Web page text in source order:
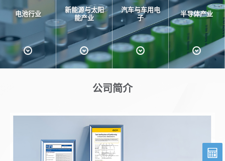
电池行业
新能源与太阳
能产业
汽车与车用电
子
半导体产业
公司简介